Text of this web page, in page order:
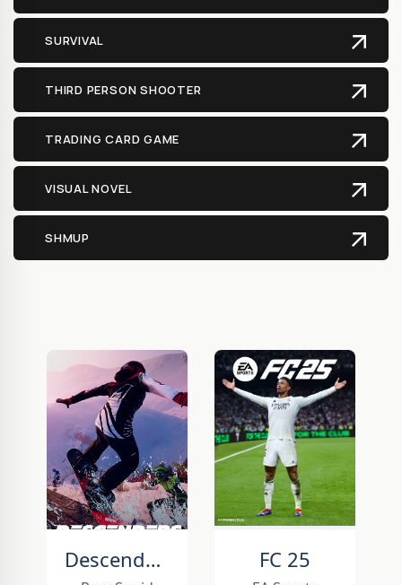
Descenders Next FC 25
SURVIVAL
THIRD PERSON SHOOTER
TRADING CARD GAME
VISUAL NOVEL
SHMUP